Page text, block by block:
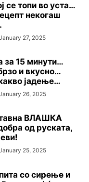
се топи во уста…
некогаш
27, 2025
за 15 минути…
и вкусно…
јадење…
26, 2025
ВЛАШКА
од руската,
25, 2025
со сирење и